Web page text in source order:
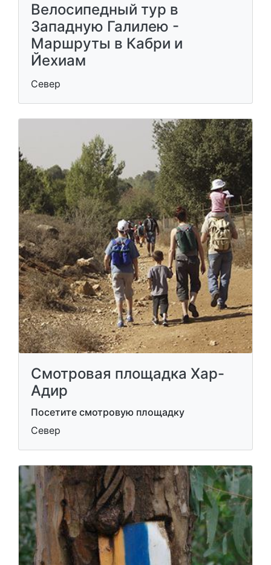
Велосипедный тур в
Западную Галилею -
Маршруты в Кабри и
Йехиам
Север
Смотровая площадка Хар-
Адир
Посетите смотровую площадку
Север